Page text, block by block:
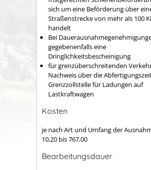
sich um eine Beförderung über
Straßenstrecke von mehr als 100
handelt
Bei
gegebenenfalls eine
Dringlichkeitsbescheinigung
für grenzüberschreitenden
Nachweis über die
Grenzzollstelle für Ladungen auf
Lastkraftwagen
Kosten
je nach Art und Umfang der
10,20 bis 767,00
Bearbeitungsdauer